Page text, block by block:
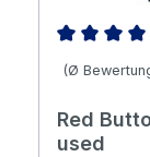
(Ø
Red
used